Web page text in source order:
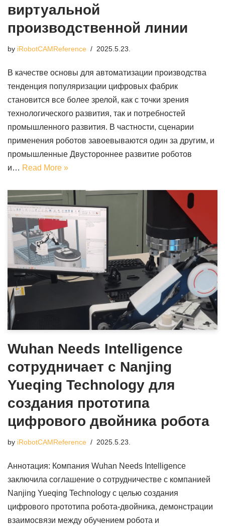
виртуальной
производственной линии
by iRobotCAMReference 2025.5.23.
В качестве основы для автоматизации производства
тенденция популяризации цифровых фабрик
становится все более зрелой, как с точки зрения
технологического развития, так и потребностей
промышленного развития. В частности, сценарии
применения роботов завоевываются один за другим, и
промышленные Двустороннее развитие роботов
и… Read More »
Wuhan Needs Intelligence
сотрудничает с Nanjing
Yueqing Technology для
создания прототипа
цифрового двойника робота
by iRobotCAMReference 2025.5.23.
Аннотация: Компания Wuhan Needs Intelligence
заключила соглашение о сотрудничестве с компанией
Nanjing Yueqing Technology с целью создания
цифрового прототипа робота-двойника, демонстрации
взаимосвязи между обучением робота и